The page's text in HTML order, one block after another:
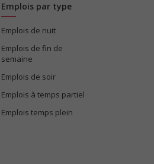
Emplois par type
Emplois de nuit
Emplois de fin de
semaine
Emplois de soir
Emplois à temps partiel
Emplois temps plein